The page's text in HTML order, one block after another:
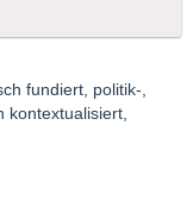
fundiert, politik-,
kontextualisiert,